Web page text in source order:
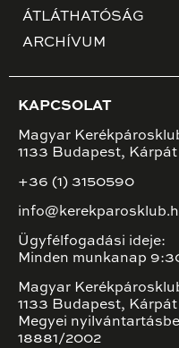
ÁTLÁTHATÓSÁG
ARCHÍVUM
KAPCSOLAT
Magyar
1133 Budapest,
+36 (1) 3150590
Ügyfélfogadási ideje:
Minden munkanap
Magyar
1133 Budapest,
Megyei
18881/2002